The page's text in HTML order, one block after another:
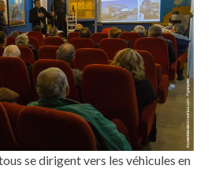
se dirigent vers les véhicules en